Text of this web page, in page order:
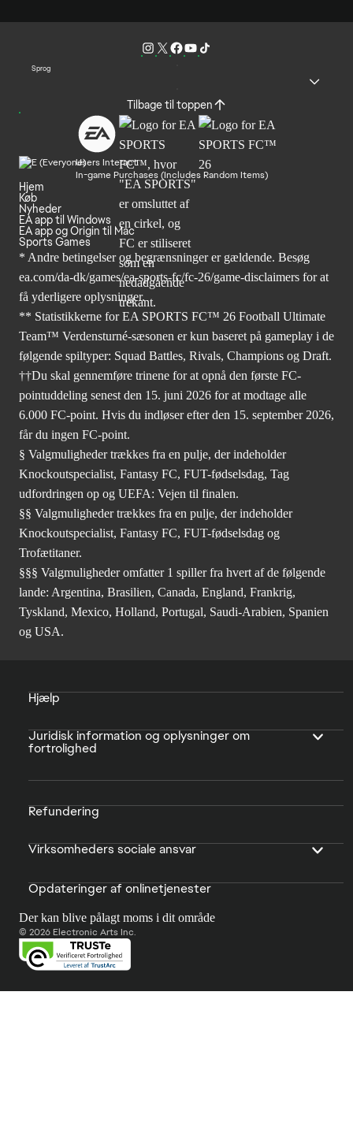
Sprog
Tilbage til toppen
Users Interact
In-game Purchases (Includes Random Items)
Hjem
Køb
Nyheder
EA app til Windows
EA app og Origin til Mac
Sports Games
* Andre betingelser og begrænsninger er gældende. Besøg
ea.com/da-dk/games/ea-sports-fc/fc-26/game-disclaimers for at
få yderligere oplysninger.
** Statistikkerne for EA SPORTS FC™ 26 Football Ultimate
Team™ Verdensturné-sæsonen er kun baseret på gameplay i de
følgende spiltyper: Squad Battles, Rivals, Champions og Draft.
††Du skal gennemføre trinene for at opnå den første FC-
pointuddeling senest den 15. juni 2026 for at modtage alle
6.000 FC-point. Hvis du indløser efter den 15. september 2026,
får du ingen FC-point.
§ Valgmuligheder trækkes fra en pulje, der indeholder
Knockoutspecialist, Fantasy FC, FUT-fødselsdag, Tag
udfordringen op og UEFA: Vejen til finalen.
§§ Valgmuligheder trækkes fra en pulje, der indeholder
Knockoutspecialist, Fantasy FC, FUT-fødselsdag og
Trofætitaner.
§§§ Valgmuligheder omfatter 1 spiller fra hvert af de følgende
lande: Argentina, Brasilien, Canada, England, Frankrig,
Tyskland, Mexico, Holland, Portugal, Saudi-Arabien, Spanien
og USA.
Hjælp
Juridisk information og oplysninger om
fortrolighed
Refundering
Virksomheders sociale ansvar
Opdateringer af onlinetjenester
Der kan blive pålagt moms i dit område
© 2026 Electronic Arts Inc.